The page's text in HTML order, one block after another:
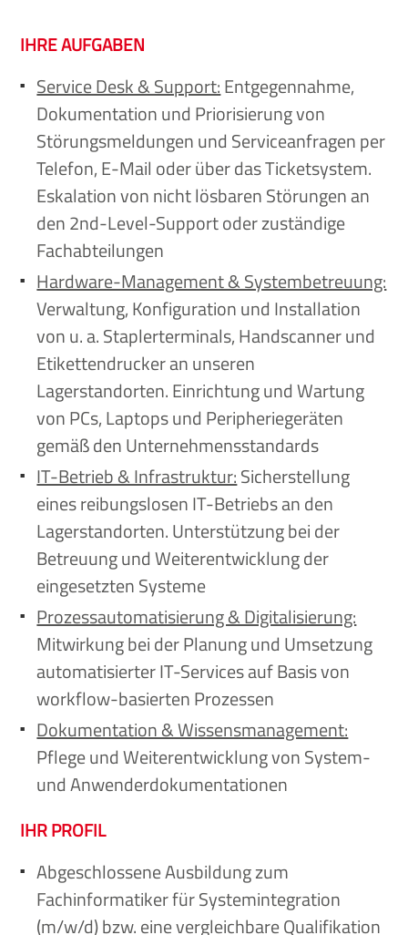
IHRE AUFGABEN
Service Desk & Support:Entgegennahme,
Dokumentation und Priorisierung von
Störungsmeldungen und Serviceanfragen per
Telefon, E-Mail oder über das Ticketsystem.
Eskalation von nicht lösbaren Störungen an
den 2nd-Level-Support oder zuständige
Fachabteilungen
Hardware-Management & Systembetreuung:
Verwaltung, Konfiguration und Installation
von u. a. Staplerterminals, Handscanner und
Etikettendrucker an unseren
Lagerstandorten. Einrichtung und Wartung
von PCs, Laptops und Peripheriegeräten
gemäß den Unternehmensstandards
IT-Betrieb & Infrastruktur:Sicherstellung
eines reibungslosen IT-Betriebs an den
Lagerstandorten. Unterstützung bei der
Betreuung und Weiterentwicklung der
eingesetzten Systeme
Prozessautomatisierung & Digitalisierung:
Mitwirkung bei der Planung und Umsetzung
automatisierter IT-Services auf Basis von
workflow-basierten Prozessen
Dokumentation & Wissensmanagement:
Pflege und Weiterentwicklung von System-
und Anwenderdokumentationen
IHR PROFIL
Abgeschlossene Ausbildung zum
Fachinformatiker für Systemintegration
(m/w/d) bzw. eine vergleichbare Qualifikation